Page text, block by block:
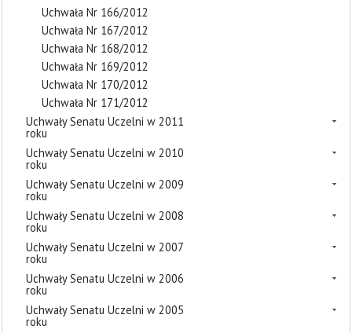
Uchwała Nr 166/2012
Uchwała Nr 167/2012
Uchwała Nr 168/2012
Uchwała Nr 169/2012
Uchwała Nr 170/2012
Uchwała Nr 171/2012
Uchwały Senatu Uczelni w 2011
roku
Uchwały Senatu Uczelni w 2010
roku
Uchwały Senatu Uczelni w 2009
roku
Uchwały Senatu Uczelni w 2008
roku
Uchwały Senatu Uczelni w 2007
roku
Uchwały Senatu Uczelni w 2006
roku
Uchwały Senatu Uczelni w 2005
roku